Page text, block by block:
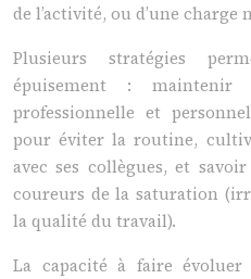
de l’activité, ou d’une charge
Plusieurs stratégies
épuisement :
professionnelle et
pour éviter la routine,
avec ses collègues, et
coureurs de la saturation
la qualité du travail).
La capacité à faire